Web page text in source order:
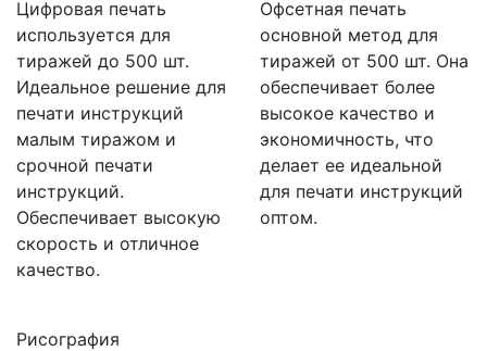
Цифровая печать
используется для
тиражей до 500 шт.
Идеальное решение для
печати инструкций
малым тиражом и
срочной печати
инструкций.
Обеспечивает высокую
скорость и отличное
качество.
Офсетная печать
основной метод для
тиражей от 500 шт. Она
обеспечивает более
высокое качество и
экономичность, что
делает ее идеальной
для печати инструкций
оптом.
Рисография